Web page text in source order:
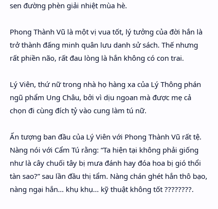
sen đường phèn giải nhiệt mùa hè.
Phong Thành Vũ là một vị vua tốt, lý tưởng của đời hắn là
trở thành đấng minh quân lưu danh sử sách. Thế nhưng
rất phiền não, rất đau lòng là hắn không có con trai.
Lý Viên, thứ nữ trong nhà họ hàng xa của Lý Thông phán
ngũ phẩm Ung Châu, bởi vì dịu ngoan mà được mẹ cả
chọn đi cùng đích tỷ vào cung làm tú nữ.
Ấn tượng ban đầu của Lý Viên với Phong Thành Vũ rất tệ.
Nàng nói với Cẩm Tú rằng: “Ta hiện tại không phải giống
như là cây chuối tây bị mưa đánh hay đóa hoa bị gió thổi
tàn sao?” sau lần đầu thị tẩm. Nàng chán ghét hắn thô bạo,
nàng ngại hắn... khụ khụ... kỹ thuật không tốt ????????.